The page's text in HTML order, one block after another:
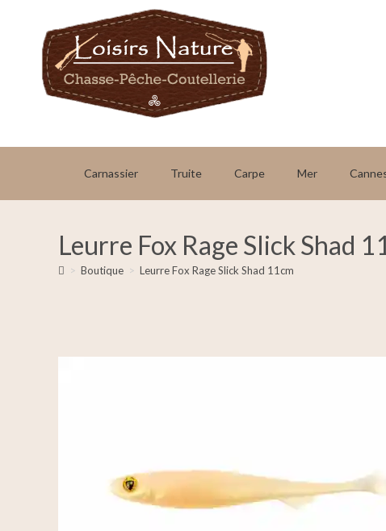
Carnassier Truite Carpe Mer
Leurre Fox Rage Slick Shad
> Boutique > Leurre Fox Rage Slick Shad 11cm